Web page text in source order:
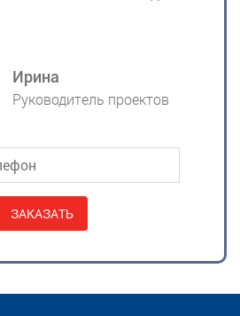
Ирина
Руководитель проектов